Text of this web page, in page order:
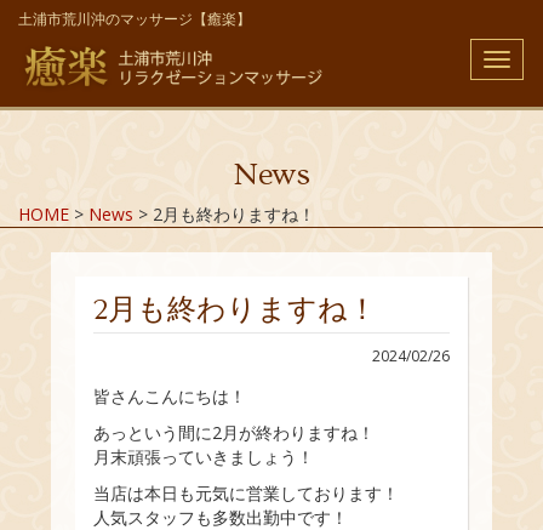
土浦市荒川沖のマッサージ【癒楽】
メ
ニ
ュ
News
HOME > News > 2月も終わりますね！
2月も終わりますね！
2024/02/26
皆さんこんにちは！
あっという間に2月が終わりますね！
月末頑張っていきましょう！
当店は本日も元気に営業しております！
人気スタッフも多数出勤中です！